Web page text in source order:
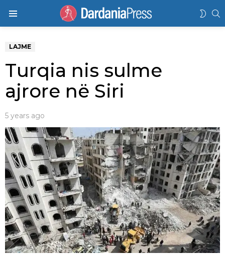
LAJME
Turqia nis sulme
ajrore në Siri
5 years ago